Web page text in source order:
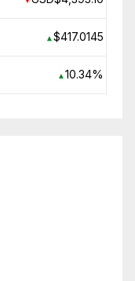
▲$417.0145
▲10.34%